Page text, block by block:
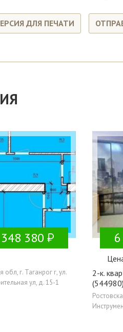
ДЛЯ ПЕЧАТИ
380
обл, г. Таганрог г, ул.
ул, д. 15-1
2-к.
(544980)